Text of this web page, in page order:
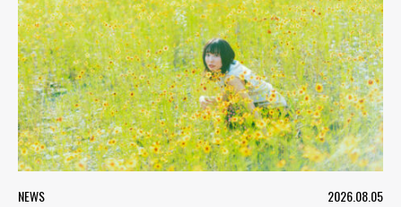
NEWS 2026.08.05